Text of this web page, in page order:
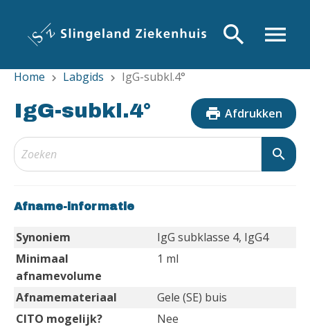
inhoud
menu
search
Home chevron_right Labgids chevron_right IgG-subkl.4°
IgG-subkl.4° print Afdrukken
search
Afname-informatie
Synoniem
IgG subklasse 4, IgG4
Minimaal
afnamevolume
1 ml
Afnamemateriaal
Gele (SE) buis
CITO mogelijk?
Nee